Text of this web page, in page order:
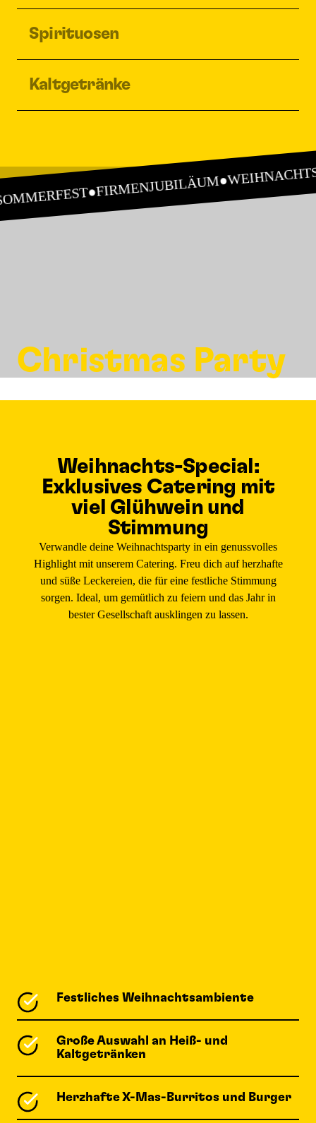
Spirituosen
Kaltgetränke
●FIRMENJUBILÄUM●
Christmas Party
Weihnachts-Special:
Exklusives Catering mit
viel Glühwein und
Stimmung
Verwandle deine Weihnachtsparty in ein genussvolles
Highlight mit unserem Catering. Freu dich auf herzhafte
und süße Leckereien, die für eine festliche Stimmung
sorgen. Ideal, um gemütlich zu feiern und das Jahr in
bester Gesellschaft ausklingen zu lassen.
Festliches Weihnachtsambiente
Große Auswahl an Heiß- und
Kaltgetränken
Herzhafte X-Mas-Burritos und Burger